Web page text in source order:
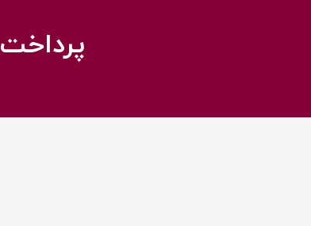
پرداخت